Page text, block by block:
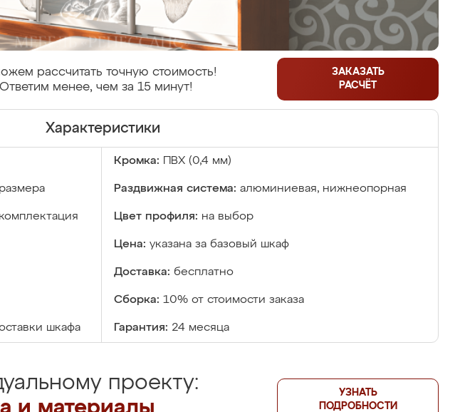
рассчитать точную стоимость!
Ответим менее, чем за 15 минут!
ЗАКАЗАТЬ
РАСЧЁТ
Характеристики
Кромка: ПВХ (0,4 мм)
Раздвижная система: алюминиевая, нижнеопорная
Цвет профиля: на выбор
Цена: указана за базовый шкаф
Доставка: бесплатно
Сборка: 10% от стоимости заказа
шкафа Гарантия: 24 месяца
проекту:
УЗНАТЬ
ПОДРОБНОСТИ